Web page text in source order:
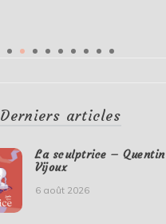
Derniers articles
La sculptrice – Quentin
Vijoux
6 août 2026